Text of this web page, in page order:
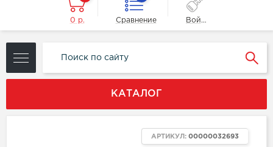
0 р. Сравнение Войти
КАТАЛОГ
АРТИКУЛ: 00000032693